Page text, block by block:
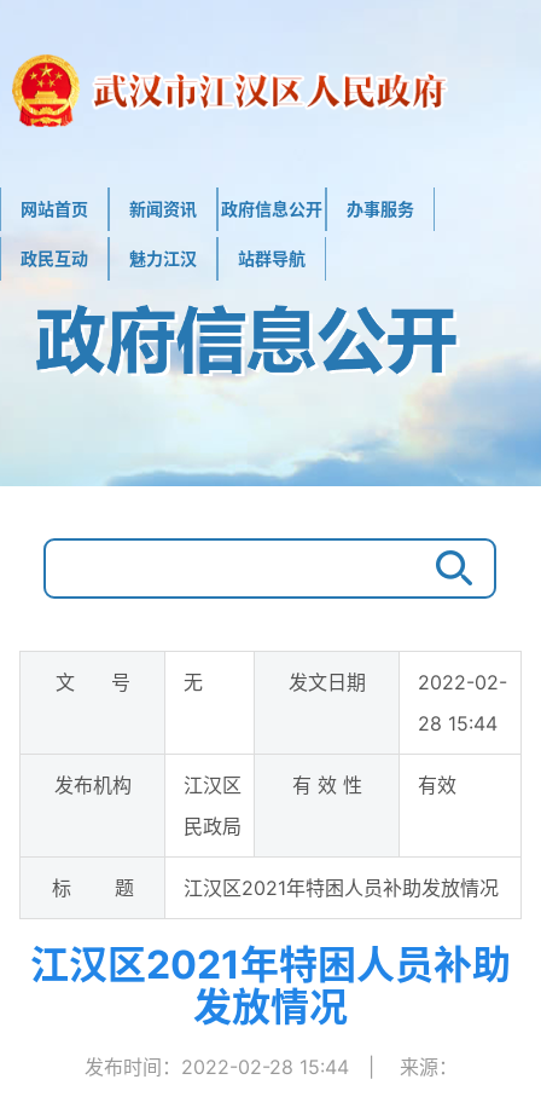
网站首页 新闻资讯 政府信息公开 办事服务
政民互动 魅力江汉 站群导航
文 号 无 发文日期
2022-02-
28 15:44
发布机构
江汉区
民政局
有 效 性 有效
标 题 江汉区2021年特困人员补助发放情况
江汉区2021年特困人员补助
发放情况
发布时间：2022-02-28 15:44 来源：